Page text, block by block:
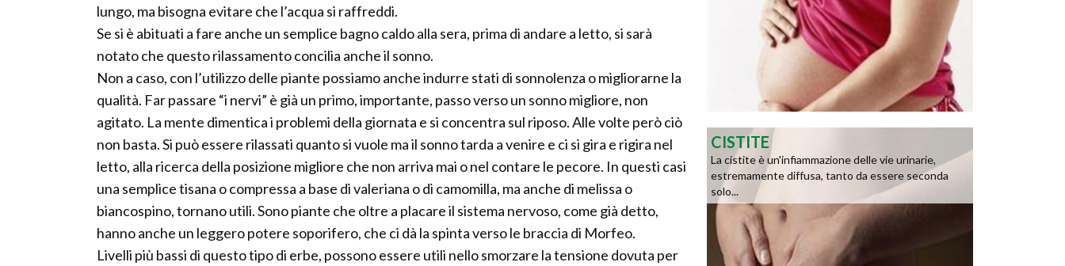
lungo, ma bisogna evitare che l’acqua si raffreddi.
Se si è abituati a fare anche un semplice bagno caldo alla sera, prima di andare a letto, si sarà
notato che questo rilassamento concilia anche il sonno.
Non a caso, con l’utilizzo delle piante possiamo anche indurre stati di sonnolenza o migliorarne la
qualità. Far passare “i nervi” è già un primo, importante, passo verso un sonno migliore, non
agitato. La mente dimentica i problemi della giornata e si concentra sul riposo. Alle volte però ciò
non basta. Si può essere rilassati quanto si vuole ma il sonno tarda a venire e ci si gira e rigira nel
letto, alla ricerca della posizione migliore che non arriva mai o nel contare le pecore. In questi casi
una semplice tisana o compressa a base di valeriana o di camomilla, ma anche di melissa o
biancospino, tornano utili. Sono piante che oltre a placare il sistema nervoso, come già detto,
hanno anche un leggero potere soporifero, che ci dà la spinta verso le braccia di Morfeo.
Livelli più bassi di questo tipo di erbe, possono essere utili nello smorzare la tensione dovuta per
CISTITE
La cistite è un'infiammazione delle vie urinarie,
estremamente diffusa, tanto da essere seconda
solo...